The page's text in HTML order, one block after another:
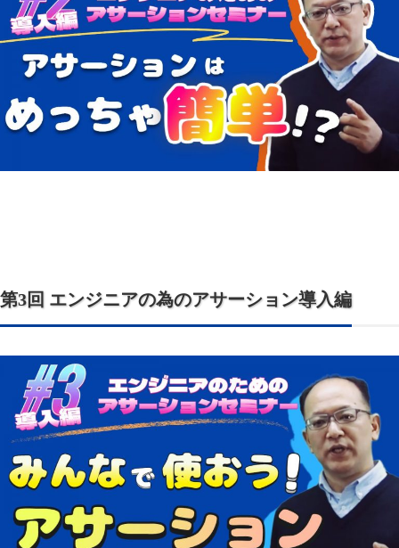
第3回 エンジニアの為のアサーション導入編